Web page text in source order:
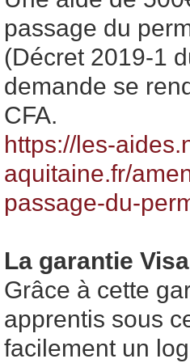
passage du
(Décret 2019-1
demande se
CFA.
https://les-
aquitaine.fr/
passage-du-
La garantie
Grâce à cette
apprentis sous
facilement un